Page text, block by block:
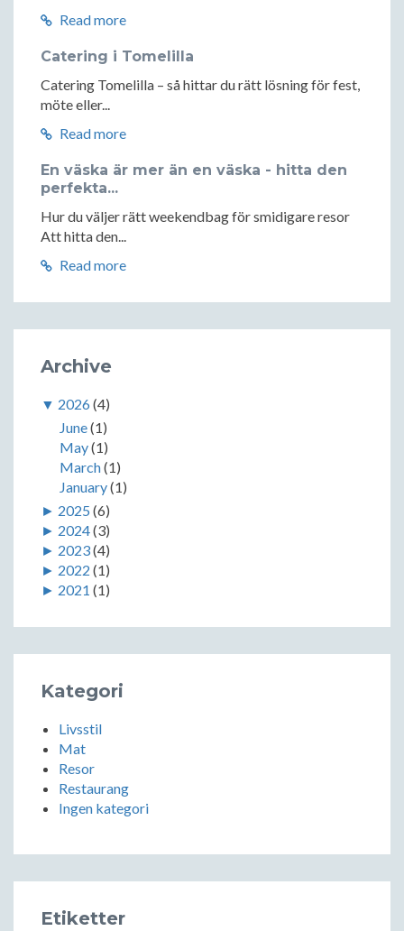
Read more
Catering i Tomelilla
Catering Tomelilla – så hittar du rätt lösning för fest,
möte eller...
Read more
En väska är mer än en väska - hitta den
perfekta...
Hur du väljer rätt weekendbag för smidigare resor
Att hitta den...
Read more
Archive
▼ 2026(4)
June(1)
May(1)
March(1)
January(1)
► 2025 (6)
► 2024(3)
► 2023(4)
► 2022 (1)
► 2021 (1)
Kategori
Livsstil
Mat
Resor
Restaurang
Ingen kategori
Etiketter